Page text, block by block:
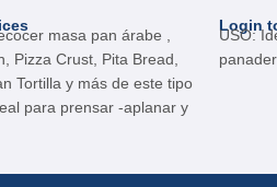
masa pan árabe ,
Pizza Crust, Pita Bread,
Tortilla y más de este tipo
para prensar -aplanar y
Login
USO: